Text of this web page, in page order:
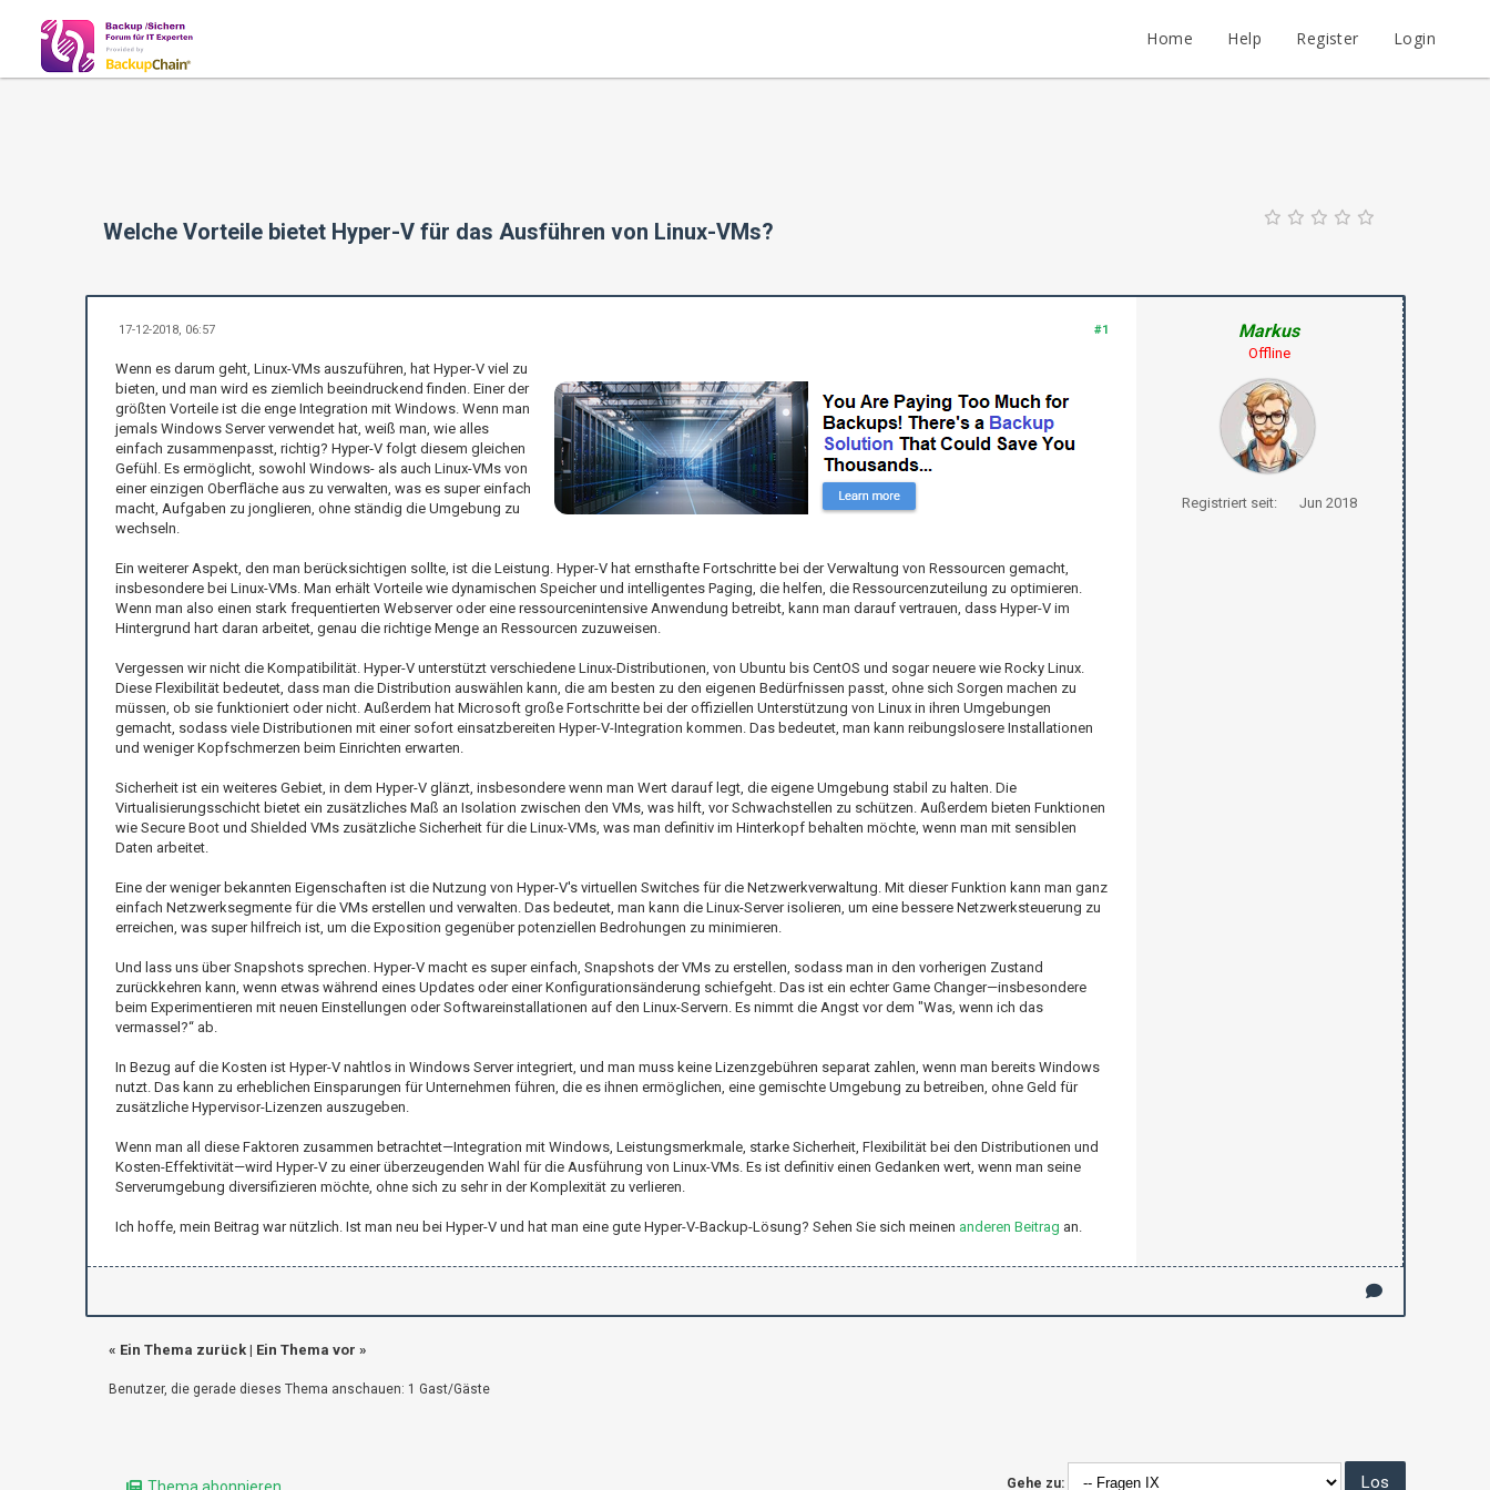
Home Help Register Login
Welche Vorteile bietet Hyper-V für das Ausführen von Linux-VMs?
#1
17-12-2018, 06:57
Wenn es darum geht, Linux-VMs auszuführen, hat Hyper-V viel zu
bieten, und man wird es ziemlich beeindruckend finden. Einer der
größten Vorteile ist die enge Integration mit Windows. Wenn man
jemals Windows Server verwendet hat, weiß man, wie alles
einfach zusammenpasst, richtig? Hyper-V folgt diesem gleichen
Gefühl. Es ermöglicht, sowohl Windows- als auch Linux-VMs von
einer einzigen Oberfläche aus zu verwalten, was es super einfach
macht, Aufgaben zu jonglieren, ohne ständig die Umgebung zu
wechseln.
Ein weiterer Aspekt, den man berücksichtigen sollte, ist die Leistung. Hyper-V hat ernsthafte Fortschritte bei der Verwaltung von Ressourcen gemacht,
insbesondere bei Linux-VMs. Man erhält Vorteile wie dynamischen Speicher und intelligentes Paging, die helfen, die Ressourcenzuteilung zu optimieren.
Wenn man also einen stark frequentierten Webserver oder eine ressourcenintensive Anwendung betreibt, kann man darauf vertrauen, dass Hyper-V im
Hintergrund hart daran arbeitet, genau die richtige Menge an Ressourcen zuzuweisen.
Vergessen wir nicht die Kompatibilität. Hyper-V unterstützt verschiedene Linux-Distributionen, von Ubuntu bis CentOS und sogar neuere wie Rocky Linux.
Diese Flexibilität bedeutet, dass man die Distribution auswählen kann, die am besten zu den eigenen Bedürfnissen passt, ohne sich Sorgen machen zu
müssen, ob sie funktioniert oder nicht. Außerdem hat Microsoft große Fortschritte bei der offiziellen Unterstützung von Linux in ihren Umgebungen
gemacht, sodass viele Distributionen mit einer sofort einsatzbereiten Hyper-V-Integration kommen. Das bedeutet, man kann reibungslosere Installationen
und weniger Kopfschmerzen beim Einrichten erwarten.
Sicherheit ist ein weiteres Gebiet, in dem Hyper-V glänzt, insbesondere wenn man Wert darauf legt, die eigene Umgebung stabil zu halten. Die
Virtualisierungsschicht bietet ein zusätzliches Maß an Isolation zwischen den VMs, was hilft, vor Schwachstellen zu schützen. Außerdem bieten Funktionen
wie Secure Boot und Shielded VMs zusätzliche Sicherheit für die Linux-VMs, was man definitiv im Hinterkopf behalten möchte, wenn man mit sensiblen
Daten arbeitet.
Eine der weniger bekannten Eigenschaften ist die Nutzung von Hyper-V's virtuellen Switches für die Netzwerkverwaltung. Mit dieser Funktion kann man ganz
einfach Netzwerksegmente für die VMs erstellen und verwalten. Das bedeutet, man kann die Linux-Server isolieren, um eine bessere Netzwerksteuerung zu
erreichen, was super hilfreich ist, um die Exposition gegenüber potenziellen Bedrohungen zu minimieren.
Und lass uns über Snapshots sprechen. Hyper-V macht es super einfach, Snapshots der VMs zu erstellen, sodass man in den vorherigen Zustand
zurückkehren kann, wenn etwas während eines Updates oder einer Konfigurationsänderung schiefgeht. Das ist ein echter Game Changer—insbesondere
beim Experimentieren mit neuen Einstellungen oder Softwareinstallationen auf den Linux-Servern. Es nimmt die Angst vor dem "Was, wenn ich das
vermassel?“ ab.
In Bezug auf die Kosten ist Hyper-V nahtlos in Windows Server integriert, und man muss keine Lizenzgebühren separat zahlen, wenn man bereits Windows
nutzt. Das kann zu erheblichen Einsparungen für Unternehmen führen, die es ihnen ermöglichen, eine gemischte Umgebung zu betreiben, ohne Geld für
zusätzliche Hypervisor-Lizenzen auszugeben.
Wenn man all diese Faktoren zusammen betrachtet—Integration mit Windows, Leistungsmerkmale, starke Sicherheit, Flexibilität bei den Distributionen und
Kosten-Effektivität—wird Hyper-V zu einer überzeugenden Wahl für die Ausführung von Linux-VMs. Es ist definitiv einen Gedanken wert, wenn man seine
Serverumgebung diversifizieren möchte, ohne sich zu sehr in der Komplexität zu verlieren.
Ich hoffe, mein Beitrag war nützlich. Ist man neu bei Hyper-V und hat man eine gute Hyper-V-Backup-Lösung? Sehen Sie sich meinen anderen Beitrag an.
Markus
Offline
Registriert seit: Jun 2018
« Ein Thema zurück| Ein Thema vor »
Benutzer, die gerade dieses Thema anschauen: 1 Gast/Gäste
Thema abonnieren Gehe zu: